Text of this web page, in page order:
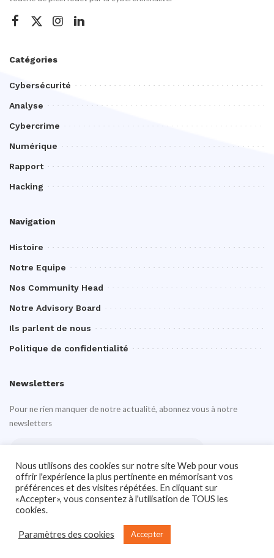
Catégories
Cybersécurité
Analyse
Cybercrime
Numérique
Rapport
Hacking
Navigation
Histoire
Notre Equipe
Nos Community Head
Notre Advisory Board
Ils parlent de nous
Politique de confidentialité
Newsletters
Pour ne rien manquer de notre actualité, abonnez vous à notre
newsletters
© 2024 Ciberobs.
Notre site Web utilise des cookies pour améliorer votre expérience. En savoir
Politique de confidentialité
Nous utilisons des cookies sur notre site Web pour vous
offrir l'expérience la plus pertinente en mémorisant vos
préférences et des visites répétées. En cliquant sur
«Accepter», vous consentez à l'utilisation de TOUS les
cookies.
Paramètres des cookies Accepter